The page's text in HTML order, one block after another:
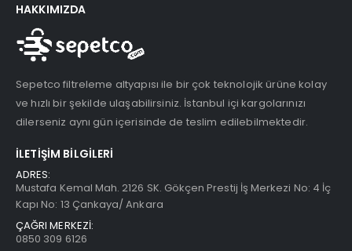
HAKKIMIZDA
Sepetco filtreleme altyapısı ile bir çok teknolojik ürüne kolay
ve hızlı bir şekilde ulaşabilirsiniz. İstanbul içi kargolarınızı
dilerseniz aynı gün içerisinde de teslim edilebilmektedir.
İLETIŞIM BILGILERI
ADRES:
Mustafa Kemal Mah. 2126 SK. Gökçen Prestij İş Merkezi No: 4 İç
Kapı No: 13 Çankaya/ Ankara
ÇAĞRI MERKEZİ:
0850 309 6126